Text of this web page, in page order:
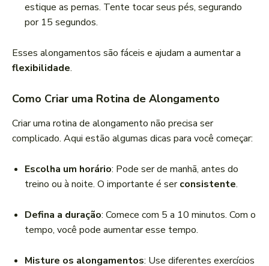
estique as pernas. Tente tocar seus pés, segurando
por 15 segundos.
Esses alongamentos são fáceis e ajudam a aumentar a
flexibilidade.
Como Criar uma Rotina de Alongamento
Criar uma rotina de alongamento não precisa ser
complicado. Aqui estão algumas dicas para você começar:
Escolha um horário: Pode ser de manhã, antes do
treino ou à noite. O importante é serconsistente.
Defina a duração: Comece com 5 a 10 minutos. Com o
tempo, você pode aumentar esse tempo.
Misture os alongamentos: Use diferentes exercícios